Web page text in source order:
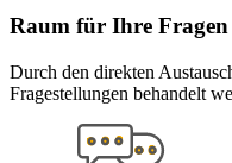
Raum für Ihre Fragen
Durch den direkten
Fragestellungen behandelt